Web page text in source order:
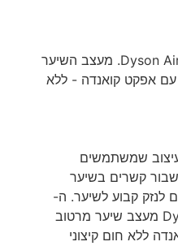
Dyson Airwrap Multi-Styler Origin. מעצב השיער
עם אפקט קואנדה - ללא
עיצוב שמשתמשים
קשרים בשיער
לנזק קבוע לשיער. ה-
Dyson Airwrap multi-styler מעצב שיער מרטוב
ללא חום קיצוני